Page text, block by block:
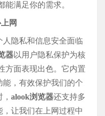
能满足你的需求。
网
隐私和信息安全面临
器以用户隐私保护为核
方面表现出色。它内置
，有效保护我们的个
alook浏览器还支持多
让我们在上网过程中